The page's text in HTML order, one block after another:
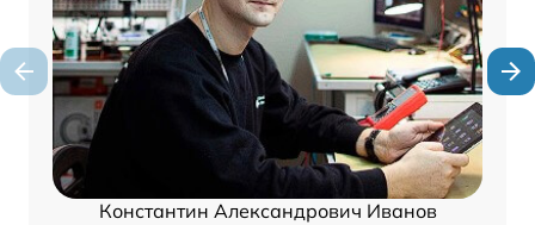
Константин Александрович Иванов